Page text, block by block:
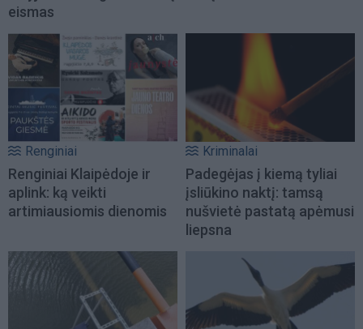
eismas
Renginiai
Renginiai Klaipėdoje ir
aplink: ką veikti
artimiausiomis dienomis
Kriminalai
Padegėjas į kiemą tyliai
įsliūkino naktį: tamsą
nušvietė pastatą apėmusi
liepsna